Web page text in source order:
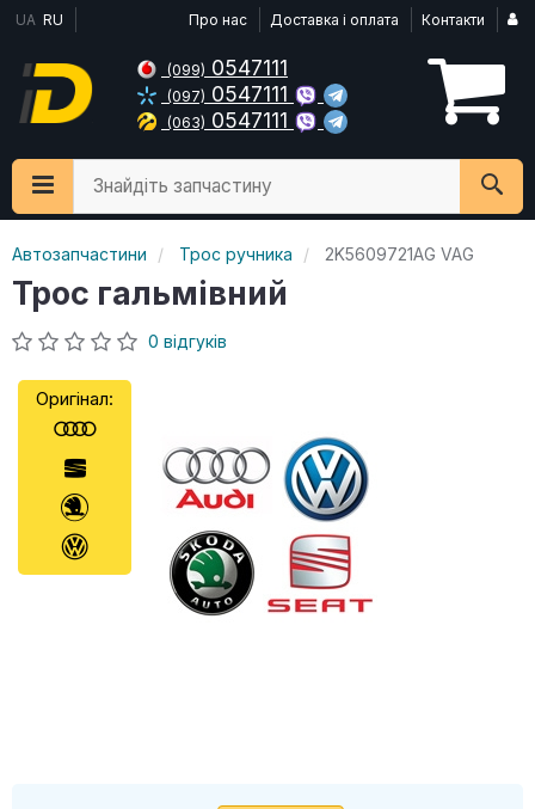
UA RU Про нас Доставка і оплата Контакти
(099) 0547111
(097) 0547111
(063) 0547111
Знайдіть запчастину
Автозапчастини Трос ручника 2K5609721AG VAG
Трос гальмівний
0 відгуків
Оригінал: